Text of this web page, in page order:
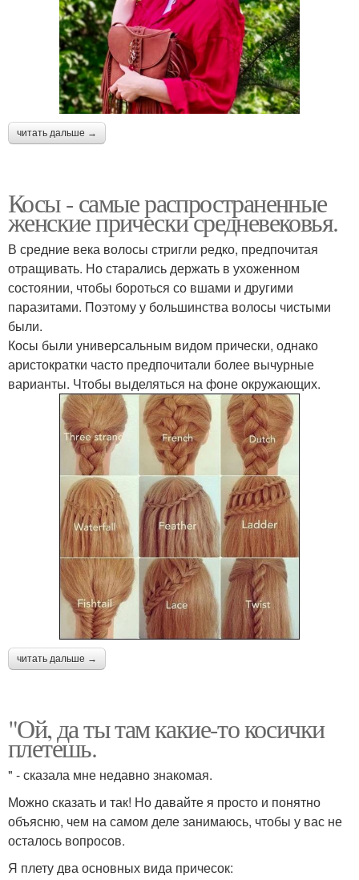
читать дальше →
Косы - самые распространенные
женские прически средневековья.
В средние века волосы стригли редко, предпочитая
отращивать. Но старались держать в ухоженном
состоянии, чтобы бороться со вшами и другими
паразитами. Поэтому у большинства волосы чистыми
были.
Косы были универсальным видом прически, однако
аристократки часто предпочитали более вычурные
варианты. Чтобы выделяться на фоне окружающих.
читать дальше →
"Ой, да ты там какие-то косички
плетешь.
" - сказала мне недавно знакомая.
Можно сказать и так! Но давайте я просто и понятно
объясню, чем на самом деле занимаюсь, чтобы у вас не
осталось вопросов.
Я плету два основных вида причесок: